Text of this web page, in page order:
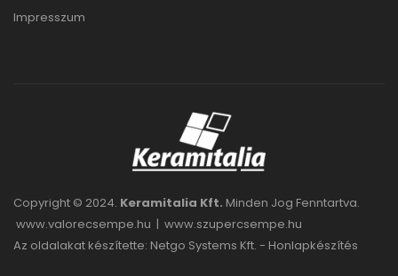
Impresszum
Copyright © 2024. Keramitalia Kft. Minden Jog Fenntartva.
www.valorecsempe.hu | www.szupercsempe.hu
Az oldalakat készítette: Netgo Systems Kft. - Honlapkészítés